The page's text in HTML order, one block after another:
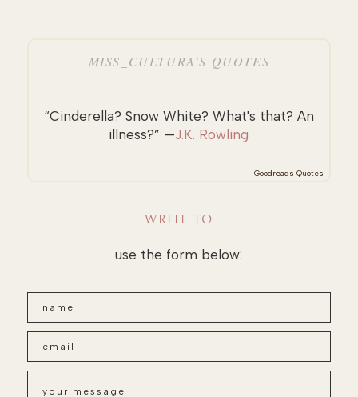
MISS_CULTURA’S QUOTES
“Cinderella? Snow White? What's that? An
illness?” —J.K. Rowling
Goodreads Quotes
WRITE TO
use the form below: